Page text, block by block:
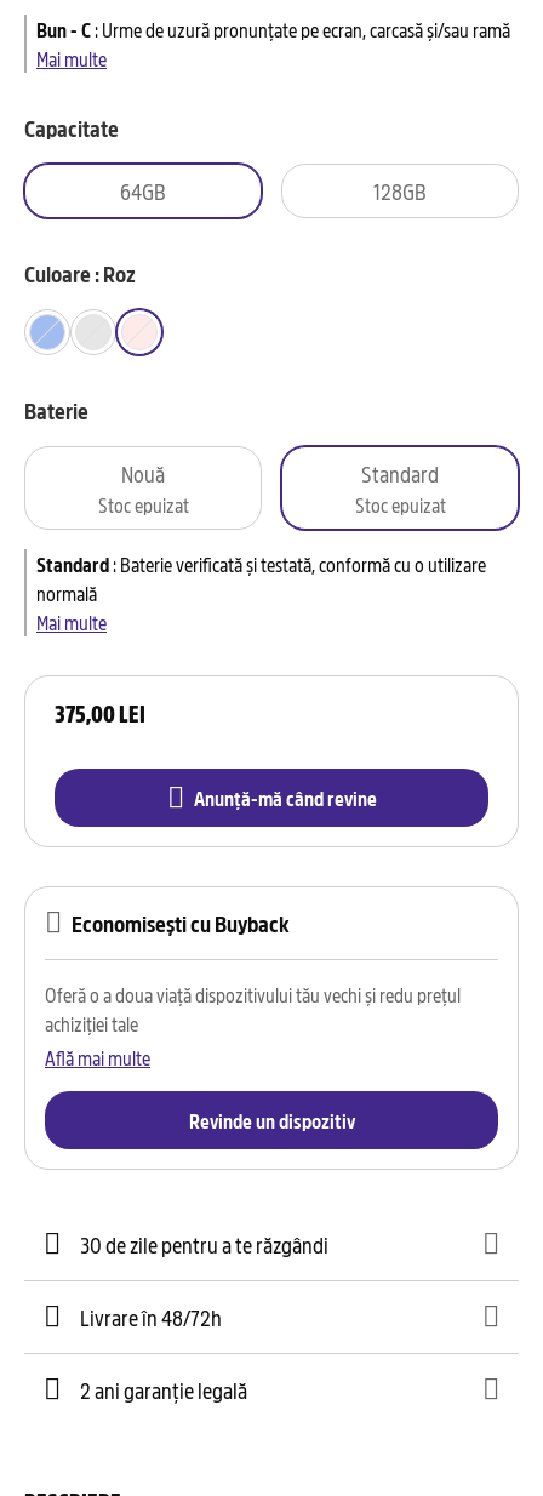
375,00 LEI
Anunță-mă când revine
Bun - C:Urme de uzură pronunțate pe ecran, carcasă și/sau ramă
Mai multe
Capacitate
64GB 128GB
Culoare : Roz
Baterie
Nouă
Stoc epuizat
Standard
Stoc epuizat
Standard:Baterie verificată și testată, conformă cu o utilizare
normală
Mai multe
Economisești cu Buyback
Oferă o a doua viață dispozitivului tău vechi și redu prețul
achiziției tale
Află mai multe
Revinde un dispozitiv
30 de zile pentru a te răzgândi
Livrare în 48/72h
2 ani garanție legală